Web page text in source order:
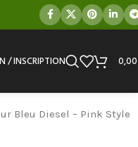
/ INSCRIPTION
Bleu Diesel – Pink Style